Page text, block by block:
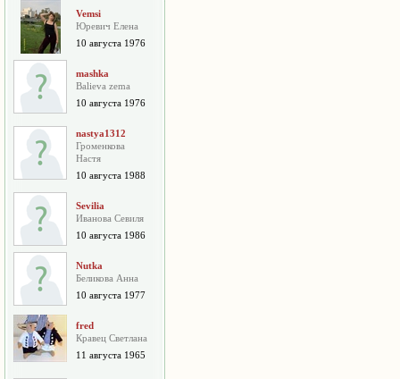
Vemsi
Юревич Елена
10 августа 1976
mashka
Balieva zema
10 августа 1976
nastya1312
Громенкова
Настя
10 августа 1988
Sevilia
Иванова Севиля
10 августа 1986
Nutka
Беликова Анна
10 августа 1977
fred
Кравец Светлана
11 августа 1965